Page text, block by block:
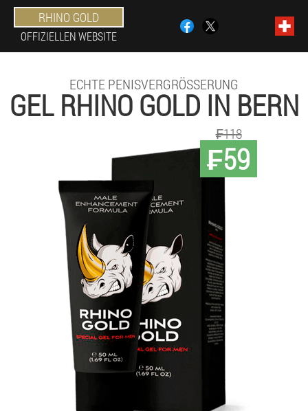
RHINO GOLD
OFFIZIELLEN WEBSITE
ECHTE PENISVERGRÖSSERUNG
GEL RHINO GOLD IN BERN
₣59
₣118